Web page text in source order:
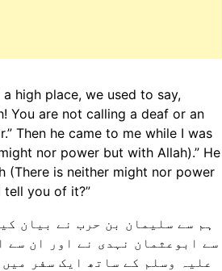
Then he came to me while I was
nor power but with Allah).” He
(There is neither might nor power
tell you of it?”
ہم سے سلیمان بن حرب نے بیان
سے ابوعثمان نہدی نے اور ان سے
علیہ وسلم کے ساتھ ایک سفر